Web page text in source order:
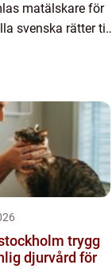
matälskare för
svenska rätter till
trygg
djurvård för